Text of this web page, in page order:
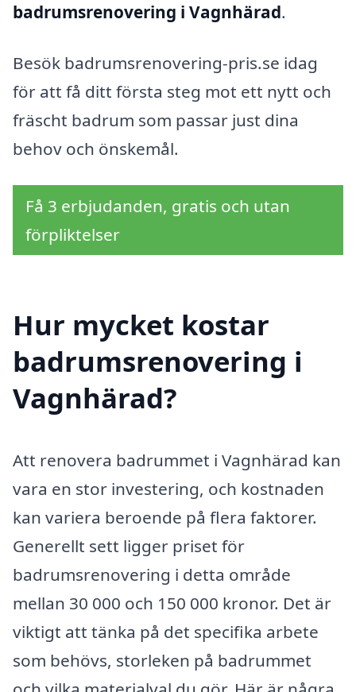
badrumsrenovering i Vagnhärad.
Besök badrumsrenovering-pris.se idag
för att få ditt första steg mot ett nytt och
fräscht badrum som passar just dina
behov och önskemål.
Få 3 erbjudanden, gratis och utan
förpliktelser
Hur mycket kostar
badrumsrenovering i
Vagnhärad?
Att renovera badrummet i Vagnhärad kan
vara en stor investering, och kostnaden
kan variera beroende på flera faktorer.
Generellt sett ligger priset för
badrumsrenovering i detta område
mellan 30 000 och 150 000 kronor. Det är
viktigt att tänka på det specifika arbete
som behövs, storleken på badrummet